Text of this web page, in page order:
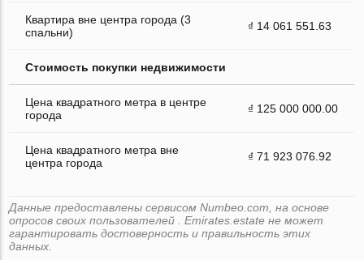
Квартира вне центра города (3
спальни)
₫ 14 061 551.63
Стоимость покупки недвижимости
Цена квадратного метра в центре
города
₫ 125 000 000.00
Цена квадратного метра вне
центра города
₫ 71 923 076.92
Данные предоставлены сервисом Numbeo.com, на основе
опросов своих пользователей . Emirates.estate не может
гарантировать достоверность и правильность этих
данных.